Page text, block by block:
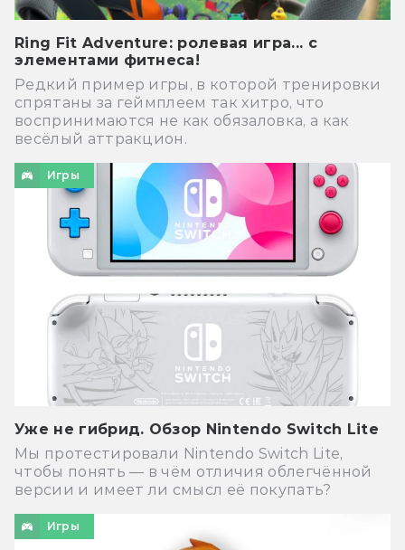
Ring Fit Adventure: ролевая игра... с
элементами фитнеса!
Редкий пример игры, в которой тренировки
спрятаны за геймплеем так хитро, что
воспринимаются не как обязаловка, а как
весёлый аттракцион.
Игры
Уже не гибрид. Обзор Nintendo Switch Lite
Мы протестировали Nintendo Switch Lite,
чтобы понять — в чём отличия облегчённой
версии и имеет ли смысл её покупать?
Игры